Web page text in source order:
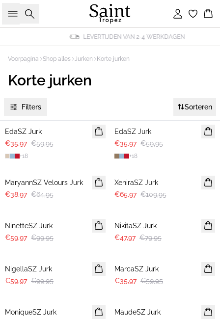
Zoeken Inloggen
LEVERTIJDEN VAN 2-4 WERKDAGEN
Voorpagina Shop alles Jurken Korte jurken
Korte jurken
Filters Sorteren
-40%
EdaSZ Jurk
€35,97 €59,95
+18
EdaSZ Jurk
€35,97 €59,95
+18
MaryannSZ Velours Jurk
€38,97 €64,95
XeniraSZ Jurk
€65,97 €109,95
NinetteSZ Jurk
€59,97 €99,95
NikitaSZ Jurk
€47,97 €79,95
NigellaSZ Jurk
€59,97 €99,95
MarcaSZ Jurk
€35,97 €59,95
MoniqueSZ Jurk
MaudeSZ Jurk